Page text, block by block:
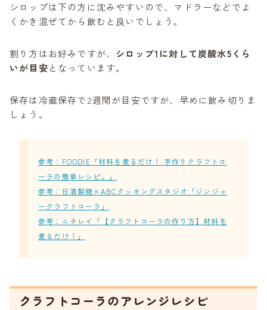
シロップは下の方に沈みやすいので、マドラーなどでよ
くかき混ぜてから飲むと良いでしょう。
割り方はお好みですが、 シロップ1に対して炭酸水5くら
いが目安となっています。
保存は冷蔵保存で2週間が目安ですが、早めに飲み切りま
しょう。
参考：FOODIE「材料を煮るだけ！ 手作りクラフトコ
ーラの簡単レシピ。」
参考：日清製糖×ABCクッキングスタジオ「ジンジャ
ークラフトコーラ」
参考：ニチレイ「【クラフトコーラの作り方】材料を
煮るだけ！」
クラフトコーラのアレンジレシピ